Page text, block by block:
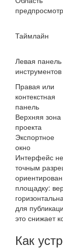
Таймлайн
Левая панель
инструментов
Правая или
контекстная
панель
Верхняя зона
проекта
Экспортное
окно
Интерфейс не
точным
площадку:
для
это снижает
Как